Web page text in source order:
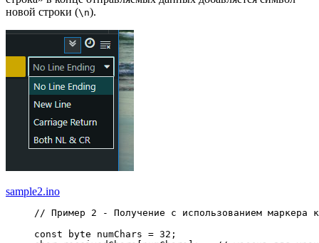
новой строки (\n).
sample2.ino
// Пример 2 - Получение с использованием маркера
const byte numChars = 32 ;